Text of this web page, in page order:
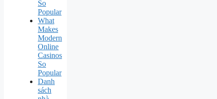
So
Popular
What
Makes
Modern
Online
Casinos
So
Popular
Danh
sách